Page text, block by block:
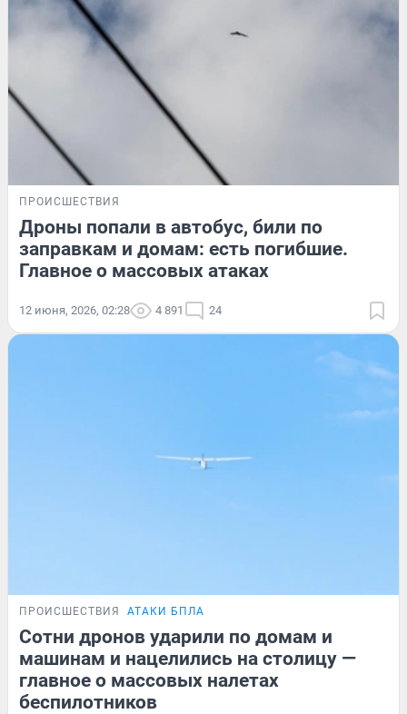
ПРОИСШЕСТВИЯ
Дроны попали в автобус, били по
заправкам и домам: есть погибшие.
Главное о массовых атаках
12 июня, 2026, 02:28 4 891 24
ПРОИСШЕСТВИЯ АТАКИ БПЛА
Сотни дронов ударили по домам и
машинам и нацелились на столицу —
главное о массовых налетах
беспилотников